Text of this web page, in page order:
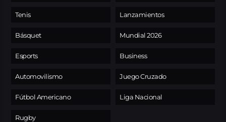
Tenis
Básquet
Esports
Automovilismo
Fútbol Americano
Rugby
Lanzamientos
Mundial 2026
Business
Juego Cruzado
Liga Nacional